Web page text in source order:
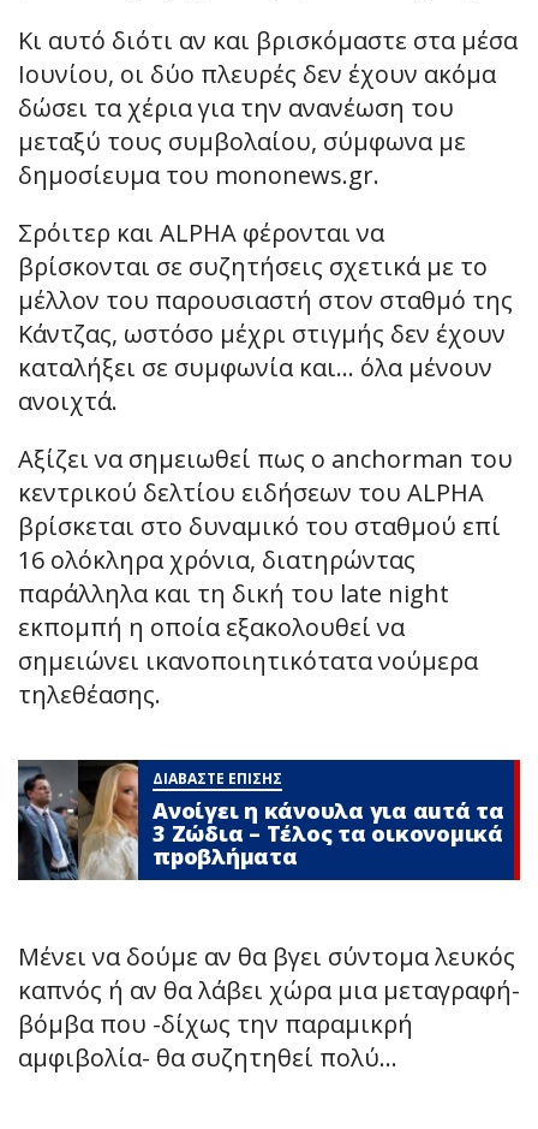
Κι αυτό διότι αν και βρισκόμαστε στα μέσα
Ιουνίου, οι δύο πλευρές δεν έχουν ακόμα
δώσει τα χέρια για την ανανέωση του
μεταξύ τους συμβολαίου, σύμφωνα με
δημοσίευμα του mononews.gr.
Σρόιτερ και ALPHA φέρονται να
βρίσκονται σε συζητήσεις σχετικά με το
μέλλον του παρουσιαστή στον σταθμό της
Κάντζας, ωστόσο μέχρι στιγμής δεν έχουν
καταλήξει σε συμφωνία και… όλα μένουν
ανοιχτά.
Αξίζει να σημειωθεί πως ο anchorman του
κεντρικού δελτίου ειδήσεων του ALPHA
βρίσκεται στο δυναμικό του σταθμού επί
16 ολόκληρα χρόνια, διατηρώντας
παράλληλα και τη δική του late night
εκπομπή η οποία εξακολουθεί να
σημειώνει ικανοποιητικότατα νούμερα
τηλεθέασης.
ΔΙΑΒΑΣΤΕ ΕΠΙΣΗΣ
Ανοίγει η κάνουλα για αuτά τα
3 Zώδια – Τέλος τα οικονομικά
πpοβλήματα
Μένει να δούμε αν θα βγει σύντομα λευκός
καπνός ή αν θα λάβει χώρα μια μεταγραφή-
βόμβα που -δίχως την παραμικρή
αμφιβολία- θα συζητηθεί πολύ…